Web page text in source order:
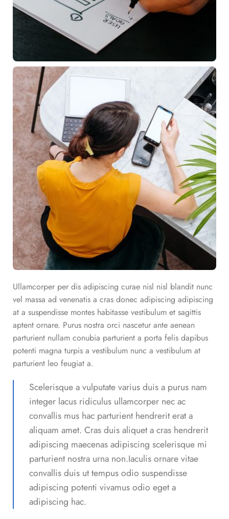
Ullamcorper per dis adipiscing curae nisl nisl blandit nunc
vel massa ad venenatis a cras donec adipiscing adipiscing
at a suspendisse montes habitasse vestibulum et sagittis
aptent ornare. Purus nostra orci nascetur ante aenean
parturient nullam conubia parturient a porta felis dapibus
potenti magna turpis a vestibulum nunc a vestibulum at
parturient leo feugiat a.
Scelerisque a vulputate varius duis a purus nam
integer lacus ridiculus ullamcorper nec ac
convallis mus hac parturient hendrerit erat a
aliquam amet. Cras duis aliquet a cras hendrerit
adipiscing maecenas adipiscing scelerisque mi
parturient nostra urna non.Iaculis ornare vitae
convallis duis ut tempus odio suspendisse
adipiscing potenti vivamus odio eget a
adipiscing hac.